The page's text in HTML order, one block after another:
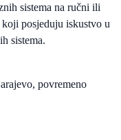
sistema na ručni ili
posjeduju iskustvo u
sistema.
povremeno